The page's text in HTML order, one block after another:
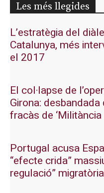
Les més llegides
L’estratègia del
Catalunya, més
el 2017
El col·lapse de
Girona:
fracàs de ‘Militància
Portugal acusa
“efecte crida”
regulació” migratòria